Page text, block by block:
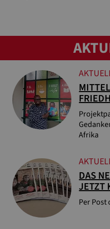
Afrika
DAS
JETZT
Per